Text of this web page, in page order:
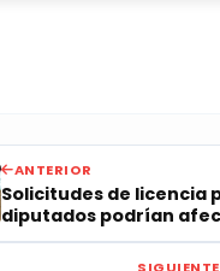
ANTERIOR
Solicitudes de licencia
diputados podrían
legislativo, advierten
SIGUIENTE